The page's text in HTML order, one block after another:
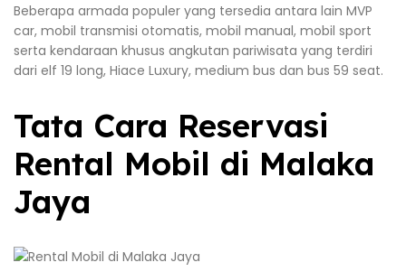
Beberapa armada populer yang tersedia antara lain MVP
car, mobil transmisi otomatis, mobil manual, mobil sport
serta kendaraan khusus angkutan pariwisata yang terdiri
dari elf 19 long, Hiace Luxury, medium bus dan bus 59 seat.
Tata Cara Reservasi
Rental Mobil di Malaka
Jaya